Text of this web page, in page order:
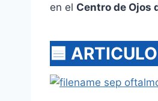
en el Centro de Ojos
🟦